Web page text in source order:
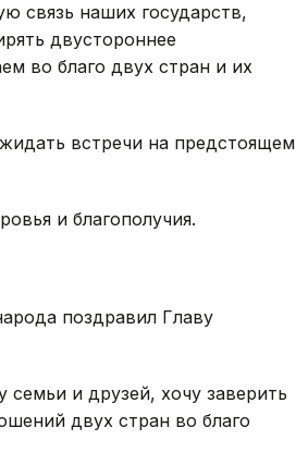
связь наших государств,
двустороннее
во благо двух стран и их
встречи на предстоящем
и благополучия.
поздравил Главу
семьи и друзей, хочу заверить
двух стран во благо